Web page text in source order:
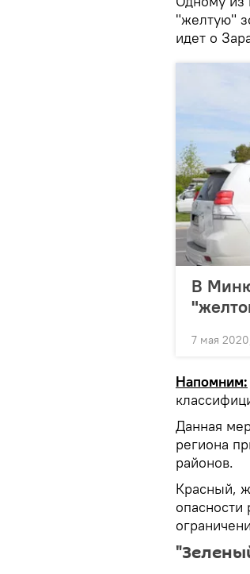
"желтую"
идет о
В
7 мая
Напомним:
Данная
региона
районов.
Красный,
опасности